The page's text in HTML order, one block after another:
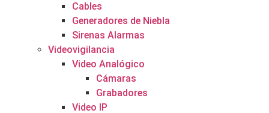
Cables
Generadores de Niebla
Sirenas Alarmas
Videovigilancia
Video Analógico
Cámaras
Grabadores
Video IP